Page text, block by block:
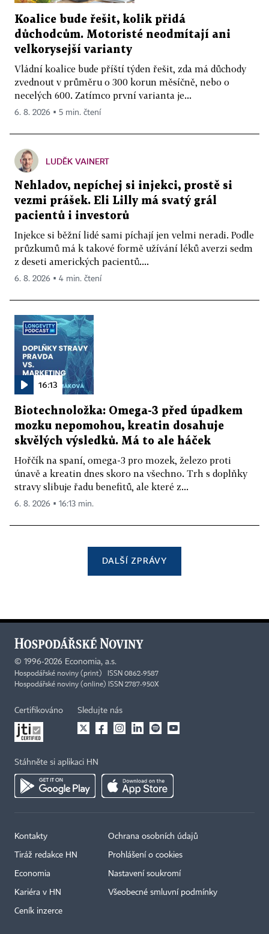
Koalice bude řešit, kolik přidá
důchodcům. Motoristé neodmítají ani
velkorysejší varianty
Vládní koalice bude příští týden řešit, zda má důchody
zvednout v průměru o 300 korun měsíčně, nebo o
necelých 600. Zatímco první varianta je...
6. 8. 2026 ▪ 5 min. čtení
LUDĚK VAINERT
Nehladov, nepíchej si injekci, prostě si
vezmi prášek. Eli Lilly má svatý grál
pacientů i investorů
Injekce si běžní lidé sami píchají jen velmi neradi. Podle
průzkumů má k takové formě užívání léků averzi sedm
z deseti amerických pacientů....
6. 8. 2026 ▪ 4 min. čtení
16:13
Biotechnoložka: Omega-3 před úpadkem
mozku nepomohou, kreatin dosahuje
skvělých výsledků. Má to ale háček
Hořčík na spaní, omega-3 pro mozek, železo proti
únavě a kreatin dnes skoro na všechno. Trh s doplňky
stravy slibuje řadu benefitů, ale které z...
6. 8. 2026 ▪ 16:13 min.
DALŠÍ ZPRÁVY
© 1996-2026 Economia, a.s.
Hospodářské noviny (print) ISSN 0862-9587
Hospodářské noviny (online) ISSN 2787-950X
Certifikováno Sledujte nás
Stáhněte si aplikaci HN
Kontakty
Tiráž redakce HN
Economia
Kariéra v HN
Ceník inzerce
Ochrana osobních údajů
Prohlášení o cookies
Nastavení soukromí
Všeobecné smluvní podmínky